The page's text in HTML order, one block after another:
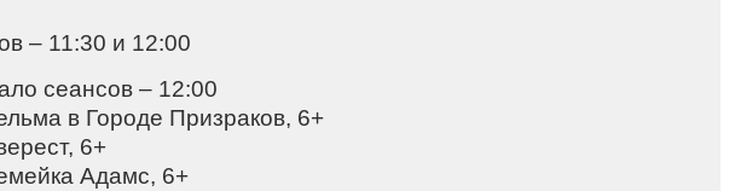
– 11:30 и 12:00⠀⠀
сеансов – 12:00⠀⠀⠀
в Городе Призраков, 6+⠀⠀⠀
6+⠀⠀⠀
Адамс, 6+⠀